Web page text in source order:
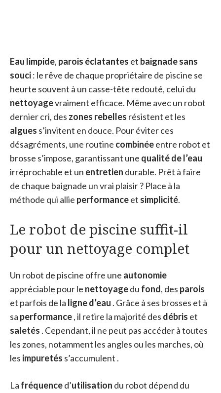
Eau limpide, parois éclatantes et baignade sans
souci: le rêve de chaque propriétaire de piscine se
heurte souvent à un casse-tête redouté, celui du
nettoyagevraiment efficace. Même avec un robot
dernier cri, des zones rebelles résistent et les
algues s’invitent en douce. Pour éviter ces
désagréments, une routine combinéeentre robot et
brosse s’impose, garantissant une qualité de l’eau
irréprochable et un entretien durable. Prêt à faire
de chaque baignade un vrai plaisir ? Place à la
méthode qui allie performanceet simplicité.
Le robot de piscine suffit-il
pour un nettoyage complet
Un robot de piscine offre une autonomie
appréciable pour le nettoyagedu fond, des parois
et parfois de la ligne d’eau . Grâce à ses brosses et à
sa performance, il retire la majorité des débris et
saletés . Cependant, il ne peut pas accéder à toutes
les zones, notamment les angles ou les marches, où
les impuretés s’accumulent .
La fréquenced’utilisation du robot dépend du